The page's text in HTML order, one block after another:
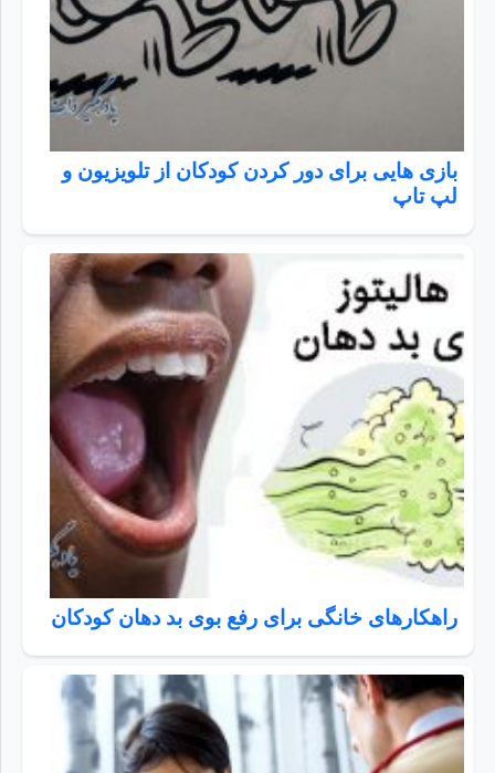
بازی هایی برای دور کردن کودکان از تلویزیون و
لپ تاپ
راهکارهای خانگی برای رفع بوی بد دهان کودکان